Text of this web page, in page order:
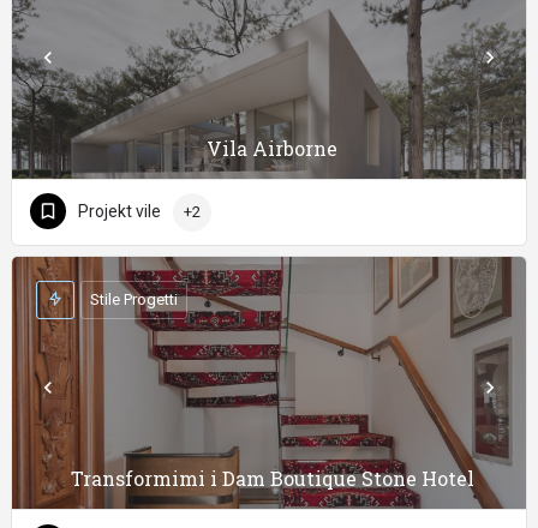
Vila Airborne
Projekt vile +2
Transformimi i Dam Boutique Stone Hotel
Stile Progetti